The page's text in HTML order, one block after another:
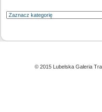
© 2015 Lubelska Galeria